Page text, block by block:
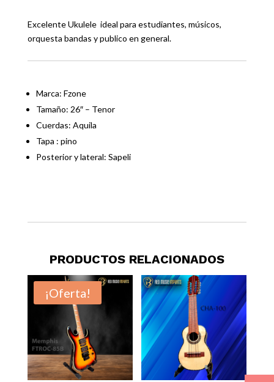
Excelente Ukulele ideal para estudiantes, músicos,
orquesta bandas y publico en general.
Marca: Fzone
Tamaño: 26″ – Tenor
Cuerdas: Aquila
Tapa : pino
Posterior y lateral: Sapeli
PRODUCTOS RELACIONADOS
¡Oferta!